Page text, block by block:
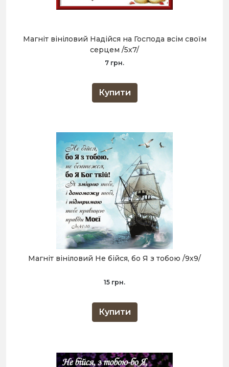
Магніт вініловий Надійся на Господа всім своїм
серцем /5х7/
7 грн.
Купити
Магніт вініловий Не бійся, бо Я з тобою /9х9/
15 грн.
Купити